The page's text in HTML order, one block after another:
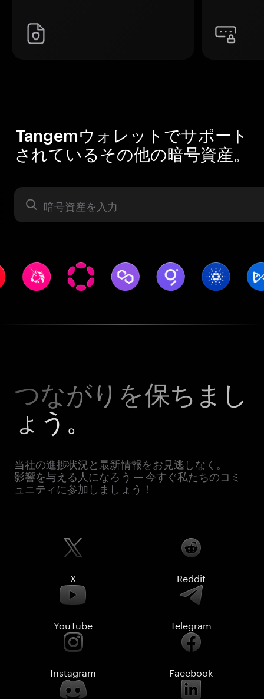
Tangemウォレットでサポート
されているその他の暗号資産。
暗号資産
つながりを保ちまし
ょう。
当社の進捗状況と最新情報をお見逃しなく。
影響を与える人になろう — 今すぐ私たちのコミ
ュニティに参加しましょう！
X Reddit
YouTube Telegram
Instagram Facebook